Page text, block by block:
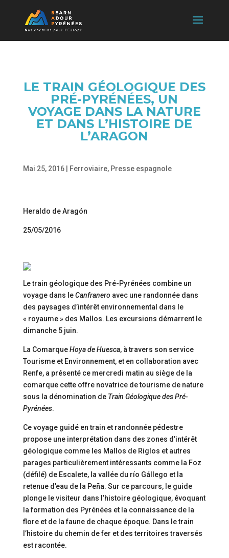
LE TRAIN GÉOLOGIQUE DES
PRÉ-PYRÉNÉES, UN
VOYAGE DANS LA NATURE
ET DANS L’HISTOIRE DE
L’ARAGON
Mai 25, 2016| Ferroviaire, Presse espagnole
Heraldo de Aragón
25/05/2016
Le train géologique des Pré-Pyrénées combine un
voyage dans leCanfraneroavec une randonnée dans
des paysages d’intérêt environnemental dans le
« royaume » des Mallos. Les excursions démarrent le
dimanche 5 juin.
La ComarqueHoya de Huesca, à travers son service
Tourisme et Environnement, et en collaboration avec
Renfe, a présenté ce mercredi matin au siège de la
comarque cette offre novatrice de tourisme de nature
sous la dénomination de Train Géologique des Pré-
Pyrénées.
Ce voyage guidé en train et randonnée pédestre
propose une interprétation dans des zones d’intérêt
géologique comme les Mallos de Riglos et autres
parages particulièrement intéressants comme la Foz
(défilé) de Escalete, la vallée du río Gállego et la
retenue d’eau de la Peña. Sur ce parcours, le guide
plonge le visiteur dans l’histoire géologique, évoquant
la formation des Pyrénées et la connaissance de la
flore et de la faune de chaque époque. Dans le train
l’histoire du chemin de fer et des territoires traversés
est racontée.